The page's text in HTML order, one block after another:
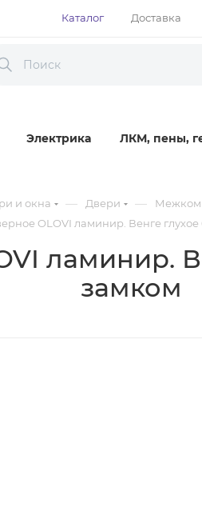
Каталог Доставка
Электрика ЛКМ, пены,
и окна — Двери —
OLOVI ламинир. Венге
ламинир.
замком